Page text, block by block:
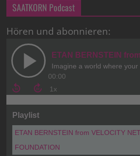
SAATKORN Podcast
Hören und abonnieren: